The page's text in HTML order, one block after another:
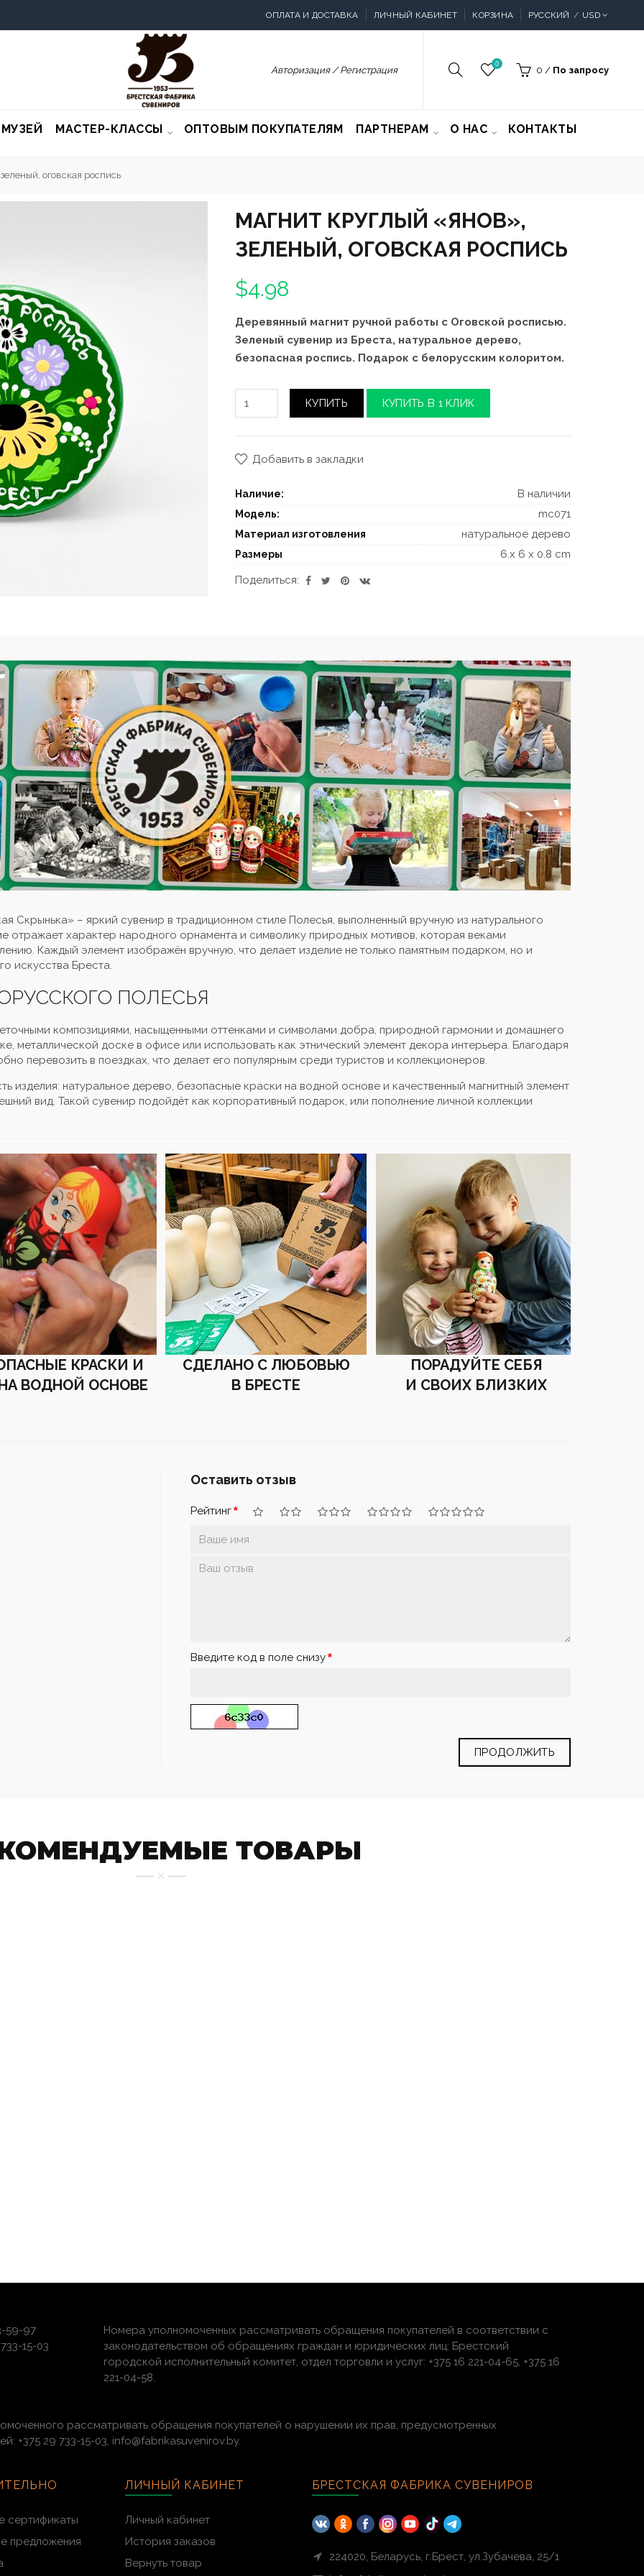
ОПЛАТА И ДОСТАВКА ЛИЧНЫЙ КАБИНЕТ КОРЗИНА РУССКИЙ USD
Авторизация / Регистрация
0
0 / По запросу
МАСТЕР-КЛАССЫ ОПТОВЫМ ПОКУПАТЕЛЯМ ПАРТНЕРАМ О НАС КОНТАКТЫ
оговская роспись
МАГНИТ КРУГЛЫЙ «ЯНОВ»,
ЗЕЛЕНЫЙ, ОГОВСКАЯ РОСПИСЬ
$4.98
Деревянный магнит ручной работы с Оговской росписью.
Зеленый сувенир из Бреста, натуральное дерево,
безопасная роспись. Подарок с белорусским колоритом.
КУПИТЬ КУПИТЬ В 1 КЛИК
Добавить в закладки
Наличие: В наличии
Модель: mc071
Материал изготовления натуральное дерево
Размеры
6.x 6 x 0.8 cm
Поделиться:
Скрынька» – яркий сувенир в традиционном стиле Полесья, выполненный вручную из натурального
отражает характер народного орнамента и символику природных мотивов, которая веками
Каждый элемент изображён вручную, что делает изделие не только памятным подарком, но и
искусства Бреста.
ПОЛЕСЬЯ
композициями, насыщенными оттенками и символами добра, природной гармонии и домашнего
металлической доске в офисе или использовать как этнический элемент декора интерьера. Благодаря
перевозить в поездках, что делает его популярным среди туристов и коллекционеров.
изделия: натуральное дерево, безопасные краски на водной основе и качественный магнитный элемент
вид. Такой сувенир подойдёт как корпоративный подарок, или пополнение личной коллекции
КРАСКИ И
ВОДНОЙ ОСНОВЕ
СДЕЛАНО С ЛЮБОВЬЮ
В БРЕСТЕ
ПОРАДУЙТЕ СЕБЯ
И СВОИХ БЛИЗКИХ
Оставить отзыв
Рейтинг
Введите код в поле снизу
ПРОДОЛЖИТЬ
ТОВАРЫ
59-97
15-03
Номера уполномоченных рассматривать обращения покупателей в соответствии с
законодательством об обращениях граждан и юридических лиц: Брестский
городской исполнительный комитет, отдел торговли и услуг: +375 16 221-04-65, +375 16
221-04-58.
рассматривать обращения покупателей о нарушении их прав, предусмотренных
+375 29 733-15-03, info@fabrikasuvenirov.by.
сертификаты
предложения
ЛИЧНЫЙ КАБИНЕТ
Личный кабинет
История заказов
Вернуть товар
БРЕСТСКАЯ ФАБРИКА СУВЕНИРОВ
224020, Беларусь, г.Брест, ул.Зубачева, 25/1